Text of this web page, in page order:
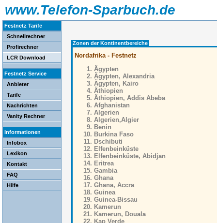
www.Telefon-Sparbuch.de
Festnetz Tarife
Schnellrechner
Profirechner
LCR Download
Festnetz Service
Anbieter
Tarife
Nachrichten
Vanity Rechner
Informationen
Infobox
Lexikon
Kontakt
FAQ
Hilfe
Zonen der Kontinentbereiche
Nordafrika - Festnetz
Ägypten
Ägypten, Alexandria
Ägypten, Kairo
Äthiopien
Äthiopien, Addis Abeba
Afghanistan
Algerien
Algerien,Algier
Benin
Burkina Faso
Dschibuti
Elfenbeinküste
Elfenbeinküste, Abidjan
Eritrea
Gambia
Ghana
Ghana, Accra
Guinea
Guinea-Bissau
Kamerun
Kamerun, Douala
Kap Verde